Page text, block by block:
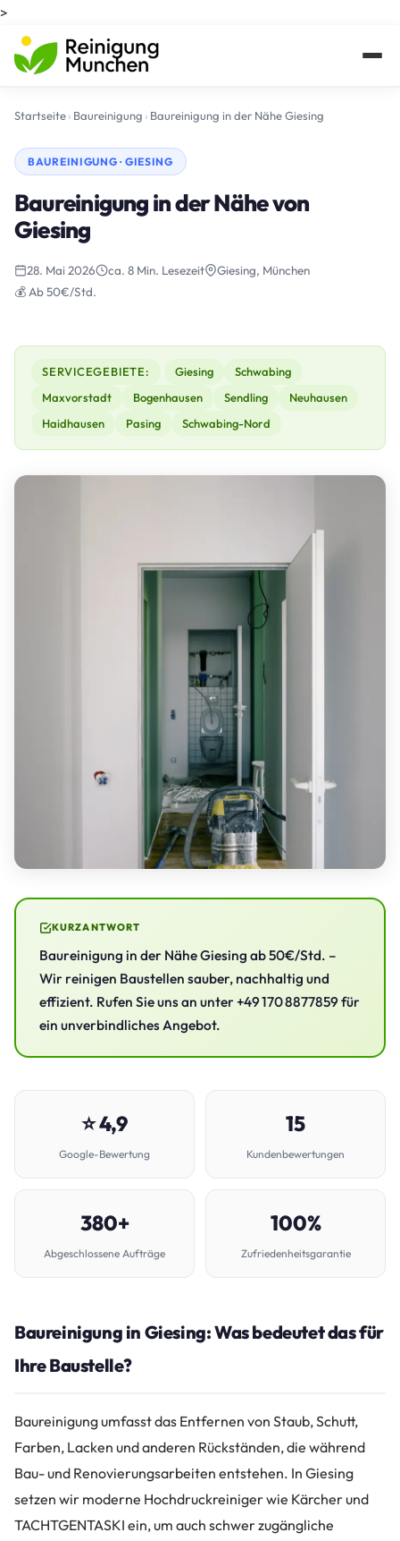
>
Startseite› Baureinigung › Baureinigung in der Nähe Giesing
BAUREINIGUNG · GIESING
Baureinigung in der Nähe von
Giesing
28. Mai 2026 ca. 8 Min. Lesezeit
Giesing, München
💰 Ab 50€/Std.
SERVICEGEBIETE: Giesing
Schwabing
Maxvorstadt
Bogenhausen Sendling
Neuhausen
Haidhausen
Pasing Schwabing-Nord
KURZANTWORT
Baureinigung in der Nähe Giesing ab 50€/Std. –
Wir reinigen Baustellen sauber, nachhaltig und
effizient. Rufen Sie uns an unter +49 170 8877859 für
ein unverbindliches Angebot.
⭐ 4,9
Google-Bewertung
15
Kundenbewertungen
380+
Abgeschlossene Aufträge
100%
Zufriedenheitsgarantie
Baureinigung in Giesing: Was bedeutet das für
Ihre Baustelle?
Baureinigung umfasst das Entfernen von Staub, Schutt,
Farben, Lacken und anderen Rückständen, die während
Bau- und Renovierungsarbeiten entstehen. In Giesing
setzen wir moderne Hochdruckreiniger wie Kärcher und
TACHTGENTASKI ein, um auch schwer zugängliche